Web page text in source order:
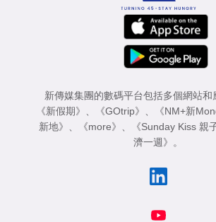
新傳媒集團的數碼平台包括多個網站和
《新假期》
《GOtrip》 《NM+新
新地》
《more》 《Sunday Kiss 親
濟一週》
。